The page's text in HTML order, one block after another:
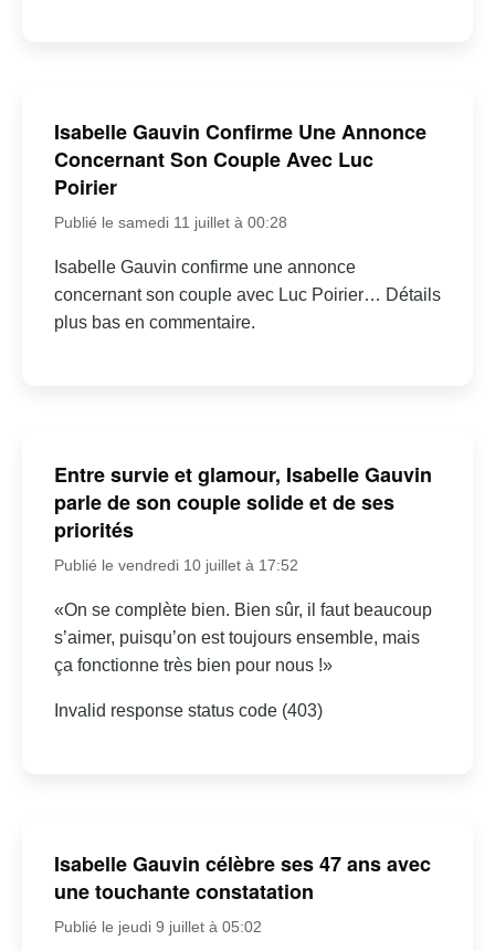
Isabelle Gauvin Confirme Une Annonce
Concernant Son Couple Avec Luc
Poirier
Publié le samedi 11 juillet à 00:28
Isabelle Gauvin confirme une annonce
concernant son couple avec Luc Poirier… Détails
plus bas en commentaire.
Entre survie et glamour, Isabelle Gauvin
parle de son couple solide et de ses
priorités
Publié le vendredi 10 juillet à 17:52
«On se complète bien. Bien sûr, il faut beaucoup
s’aimer, puisqu’on est toujours ensemble, mais
ça fonctionne très bien pour nous !»
Invalid response status code (403)
Isabelle Gauvin célèbre ses 47 ans avec
une touchante constatation
Publié le jeudi 9 juillet à 05:02